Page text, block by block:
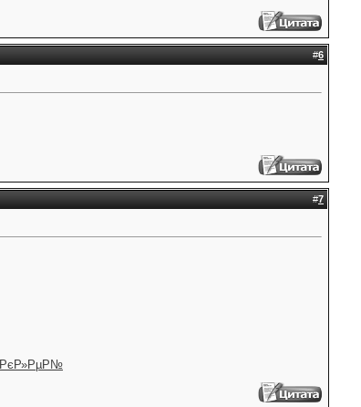
#6
#7
РєР»РµР№